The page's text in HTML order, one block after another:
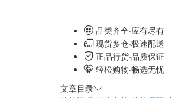
品类齐全·应有尽有
现货多仓·极速配送
正品行货·品质保证
轻松购物·畅选无忧
文章目录